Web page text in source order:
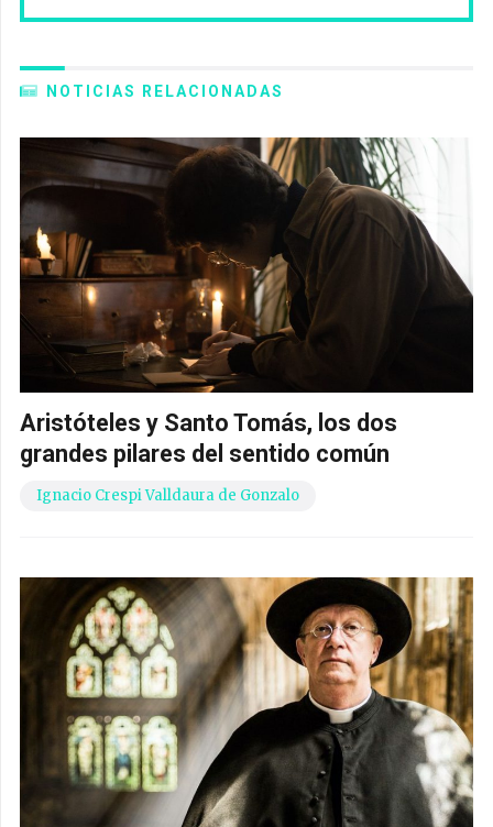
NOTICIAS RELACIONADAS
Aristóteles y Santo Tomás, los dos
grandes pilares del sentido común
Ignacio Crespi Valldaura de Gonzalo